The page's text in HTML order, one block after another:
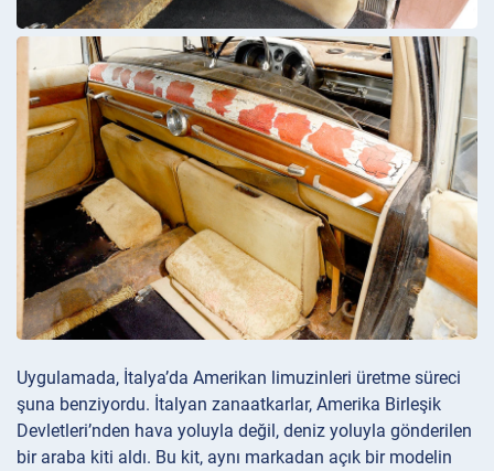
Uygulamada, İtalya’da Amerikan limuzinleri üretme süreci
şuna benziyordu. İtalyan zanaatkarlar, Amerika Birleşik
Devletleri’nden hava yoluyla değil, deniz yoluyla gönderilen
bir araba kiti aldı. Bu kit, aynı markadan açık bir modelin